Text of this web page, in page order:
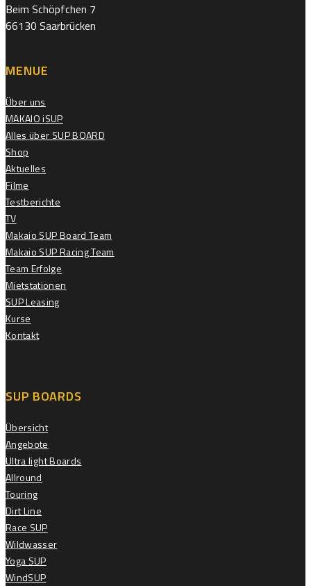
Beim Schöpfchen 7
66130 Saarbrücken
MENUE
Über uns
MAKAIO iSUP
Alles über SUP BOARD
Shop
Aktuelles
Filme
Testberichte
TV
Makaio SUP Board Team
Makaio SUP Racing Team
Team Erfolge
Mietstationen
SUP Leasing
Kurse
Kontakt
SUP BOARDS
Übersicht
Angebote
Ultra light Boards
Allround
Touring
Dirt Line
Race SUP
Wildwasser
Yoga SUP
WindSUP